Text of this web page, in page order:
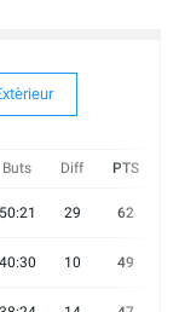
Buts Diff PTS
50:21 29 62
40:30 10 49